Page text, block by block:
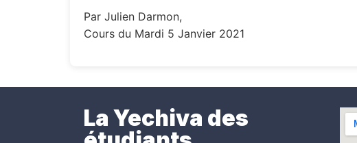
Par Julien Darmon,
Cours du Mardi 5 Janvier 2021
La Yechiva des